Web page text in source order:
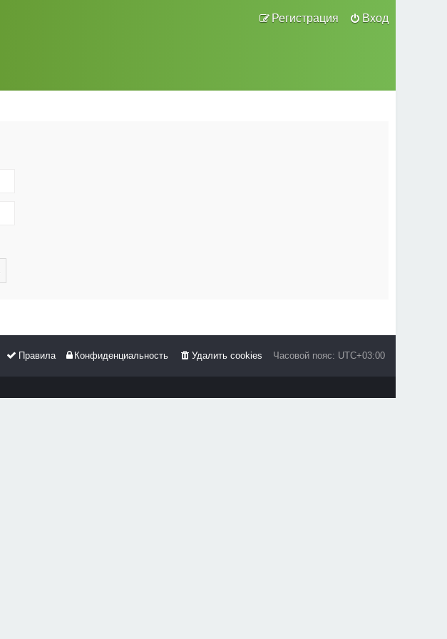
Вход
Регистрация
Часовой пояс: UTC+03:00
Удалить cookies
Конфиденциальность
Правила